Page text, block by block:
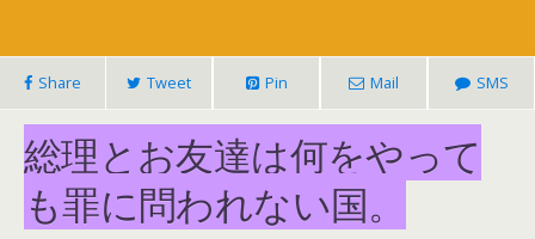
Share Tweet Pin Mail SMS
総理とお友達は何をやって
も罪に問われない国。